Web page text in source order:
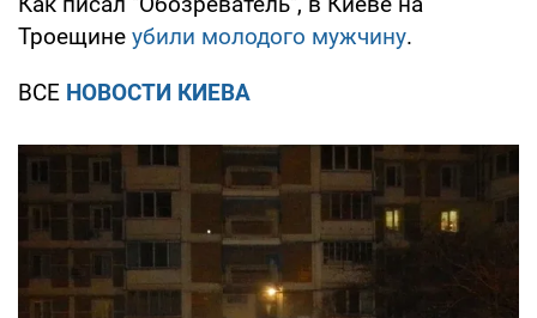
Троещине убили молодого мужчину.
ВСЕ НОВОСТИ КИЕВА